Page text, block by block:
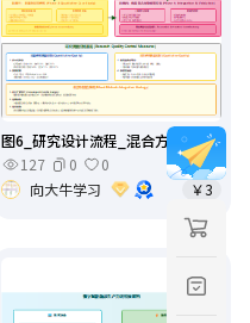
图6_研究设计流程_混合方法框架
127
0
0
向大牛学习
￥3